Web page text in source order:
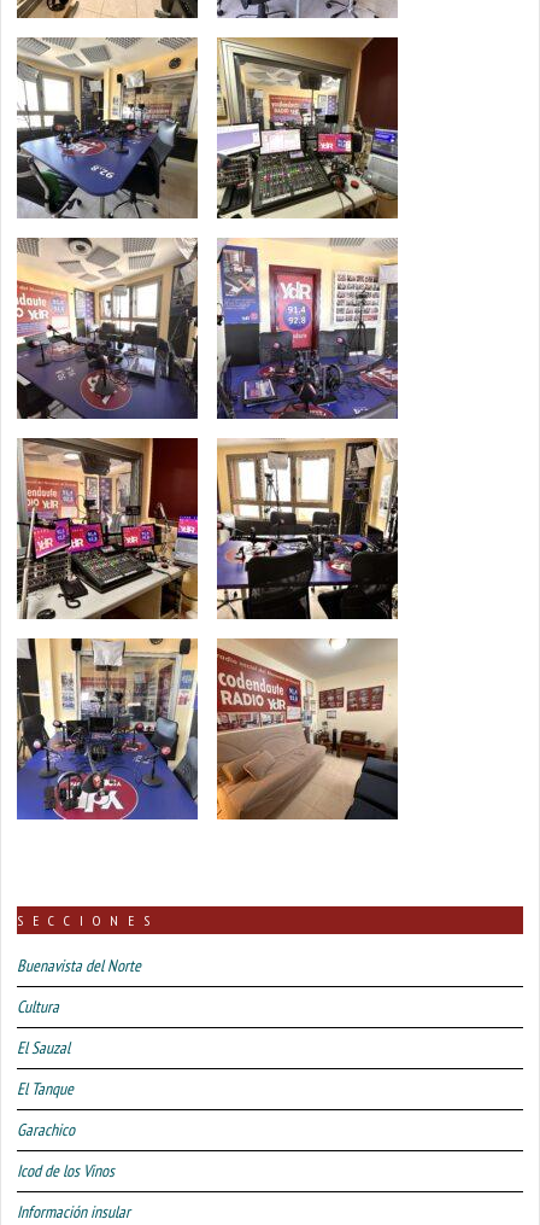
SECCIONES
Buenavista del Norte
Cultura
El Sauzal
El Tanque
Garachico
Icod de los Vinos
Información insular